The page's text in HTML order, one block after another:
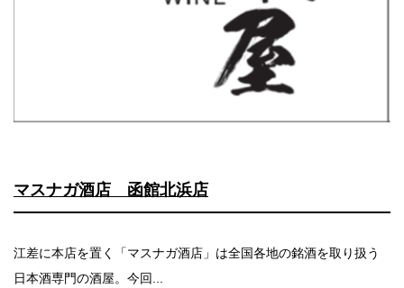
マスナガ酒店 函館北浜店
江差に本店を置く「マスナガ酒店」は全国各地の銘酒を取り扱う
日本酒専門の酒屋。今回...